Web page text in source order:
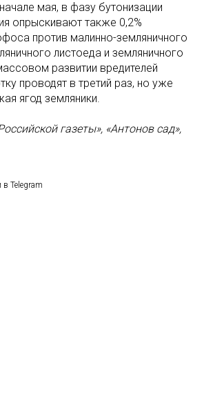
мая, в фазу бутонизации
опрыскивают также 0,2%
против малинно-земляничного
листоеда и земляничного
развитии вредителей
проводят в третий раз, но уже
ягод земляники.
газеты», «Антонов сад»,
в Telegram